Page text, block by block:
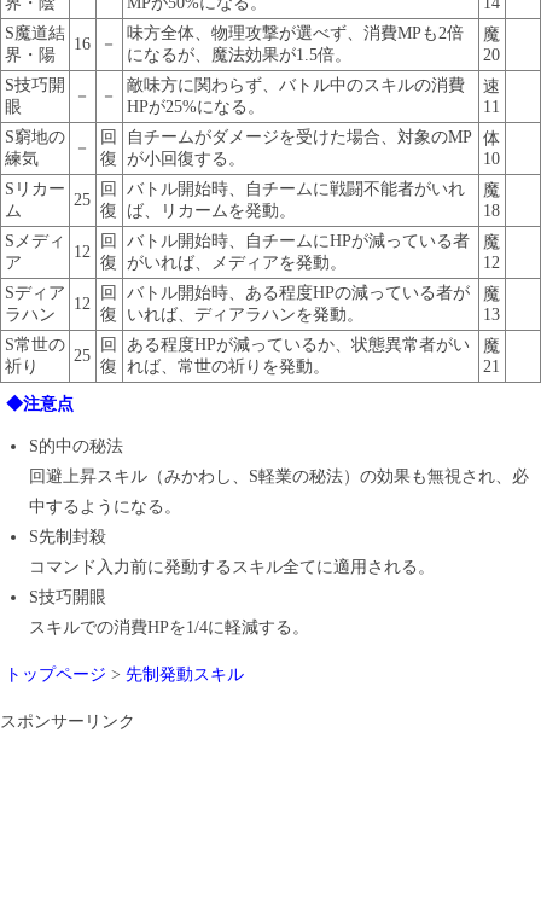
S魔道結
界・陽
16 －
味方全体、物理攻撃が選べず、消費MPも2倍
になるが、魔法効果が1.5倍。
魔
20
S技巧開
眼
－ －
敵味方に関わらず、バトル中のスキルの消費
HPが25%になる。
速
11
S窮地の
練気
－
回
復
自チームがダメージを受けた場合、対象のMP
が小回復する。
体
10
Sリカー
ム
25
回
復
バトル開始時、自チームに戦闘不能者がいれ
ば、リカームを発動。
魔
18
Sメディ
ア
12
回
復
バトル開始時、自チームにHPが減っている者
がいれば、メディアを発動。
魔
12
Sディア
ラハン
12
回
復
バトル開始時、ある程度HPの減っている者が
いれば、ディアラハンを発動。
魔
13
S常世の
祈り
25
回
復
ある程度HPが減っているか、状態異常者がい
れば、常世の祈りを発動。
魔
21
◆注意点
S的中の秘法
回避上昇スキル（みかわし、S軽業の秘法）の効果も無視され、必
中するようになる。
S先制封殺
コマンド入力前に発動するスキル全てに適用される。
S技巧開眼
スキルでの消費HPを1/4に軽減する。
トップページ > 先制発動スキル
スポンサーリンク